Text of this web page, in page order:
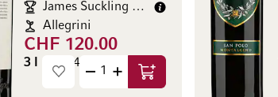
James Suckling 95/100
Allegrini
CHF 120.00
3 l (CHF 40.00 / l)
Aggiungi al Carrello